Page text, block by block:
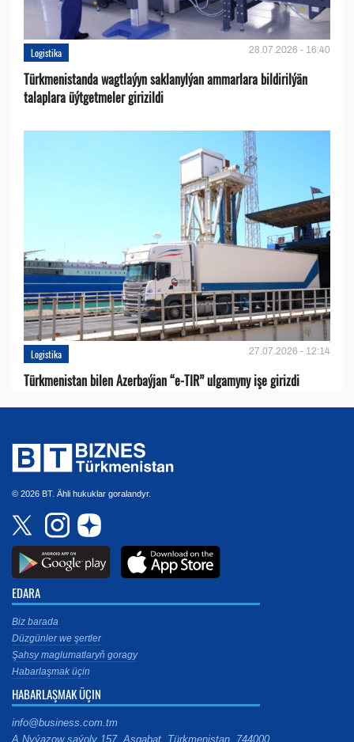
Logistika 28.07.2026 - 16:40
Türkmenistanda wagtlaýyn saklanylýan ammarlara bildirilýän
talaplara üýtgetmeler girizildi
Logistika 27.07.2026 - 12:14
Türkmenistan bilen Azerbaýjan “e-TIR” ulgamyny işe girizdi
© 2026 BT. Ähli hukuklar goralandyr.
EDARA
Biz barada
Düzgünler we şertler
Şahsy maglumatlaryň goragy
Habarlaşmak üçin
HABARLAŞMAK ÜÇIN
info@business.com.tm
A.Nyýazow şaýoly 157, Aşgabat, Türkmenistan, 744000